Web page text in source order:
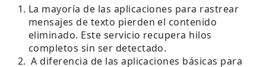
La mayoría de las aplicaciones para rastrear
mensajes de texto pierden el contenido
eliminado. Este servicio recupera hilos
completos sin ser detectado.
A diferencia de las aplicaciones básicas para